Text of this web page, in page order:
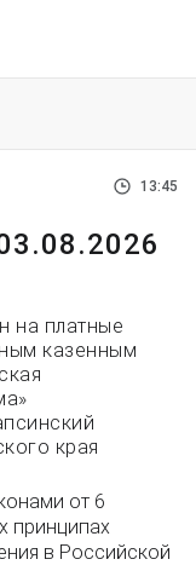
13:45
на платные
казенным
края
от 6
принципах
в Российской